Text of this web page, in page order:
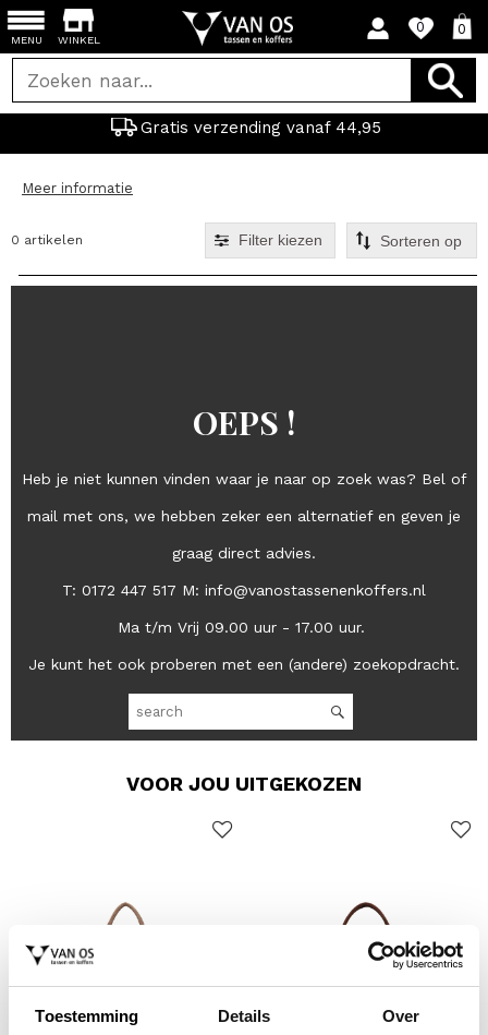
Toestemming Details Over
WINKEL
0 0
Gratis verzending vanaf 44,95
MENU
Meer informatie
0 artikelen Filter kiezen
OEPS !
Heb je niet kunnen vinden waar je naar op zoek was? Bel of
mail met ons, we hebben zeker een alternatief en geven je
graag direct advies.
T: 0172 447 517 M: info@vanostassenenkoffers.nl
Ma t/m Vrij 09.00 uur - 17.00 uur.
Je kunt het ook proberen met een (andere) zoekopdracht.
VOOR JOU UITGEKOZEN